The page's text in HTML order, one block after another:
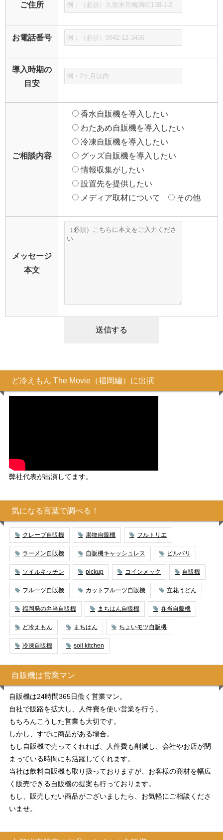
ご住所
お電話番号
導入時期の
目安
ご相談内容
香水自販機を導入したい
わたあめ自販機を導入したい
冷凍自販機を導入したい
グッズ自販機を導入したい
情報収集がしたい
設置先を提供したい
メディア取材について
その他
メッセージ
本文
ど冷えもん The Movie（福岡編）に出演
弊社代表が出演してます。
気になる言葉で調べる！
クレープ自販機 果物自販機 フルトリエ
ラーメン自販機 自販機キャッシュレス ビルバリ
ソイルキッチン pickup コインメック 自販機
フルーツ自販機 カットフルーツ自販機 立花うどん
福岡発の弁当自販機 まちはん自販機 弁当自販機
ど冷えもん まちはん ちょいモツ自販機
冷凍自販機 soil kitchen
自販機は営業マン
自販機は24時間365日働く営業マン。
自社で販路を拡大し、人件費を使い営業を行う。
もちろんこうした営業も大切です。
しかし、すでに商品がある場合。
もし自販機で売ってくれれば、人件費も削減し、会社やお店が閉
まっている時間にも活躍してくれます。
当社は飲料自販機も取り扱っておりますが、お客様の商材を幅広
く販売できる自販機の提案も行っております。
もし、販売したい商品がございましたら、お気軽にご相談くださ
いませ。